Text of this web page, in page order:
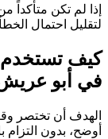
إذا لم تكن
لتقليل احتمال
كيف تستخدم
في أبو
الهدف أن تختصر
أوضح، بدون